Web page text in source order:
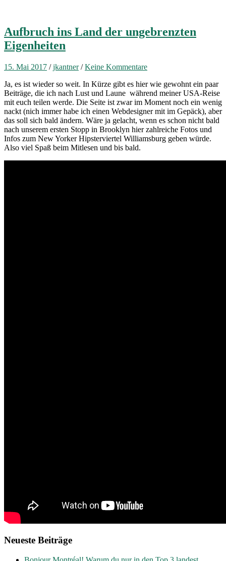
Aufbruch ins Land der ungebrenzten
Eigenheiten
15. Mai 2017 /jkantner /Keine Kommentare
Ja, es ist wieder so weit. In Kürze gibt es hier wie gewohnt ein paar
Beiträge, die ich nach Lust und Laune während meiner USA-Reise
mit euch teilen werde. Die Seite ist zwar im Moment noch ein wenig
nackt (nich immer habe ich einen Webdesigner mit im Gepäck), aber
das soll sich bald ändern. Wäre ja gelacht, wenn es schon nicht bald
nach unserem ersten Stopp in Brooklyn hier zahlreiche Fotos und
Infos zum New Yorker Hipsterviertel Williamsburg geben würde.
Also viel Spaß beim Mitlesen und bis bald.
Neueste Beiträge